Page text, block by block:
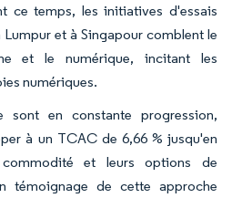
ce temps, les initiatives d'essais
et à Singapour comblent le
et le numérique, incitant les
numériques.
sont en constante progression,
à un TCAC de 6,66 % jusqu'en
et leurs options de
témoignage de cette approche